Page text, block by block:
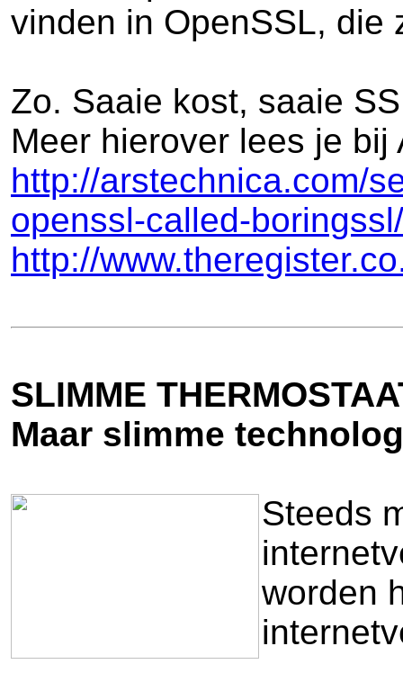
vinden in OpenSSL, die
Zo. Saaie kost, saaie
Meer hierover lees je bij
http://arstechnica.com/
openssl-called-boringssl/
http://
SLIMME
Maar slimme
Steeds
worden